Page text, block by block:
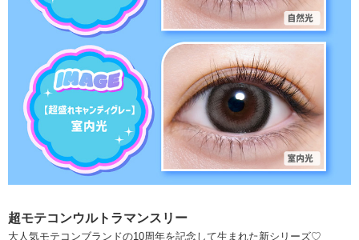
超モテコンウルトラマンスリー
大人気モテコンブランドの10周年を記念して生まれた新シリーズ♡